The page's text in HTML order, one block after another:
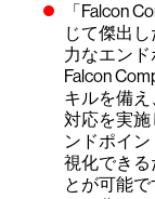
「Falcon
じて傑出
力なエンド
Falcon
キルを備
対応を実
ンドポイ
視化でき
とが可能